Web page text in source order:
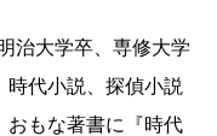
ずだったのです
野信三「少年探
読んでみるとやは
治大学卒、専修大学
時代小説、探偵小説
おもな著書に『時代